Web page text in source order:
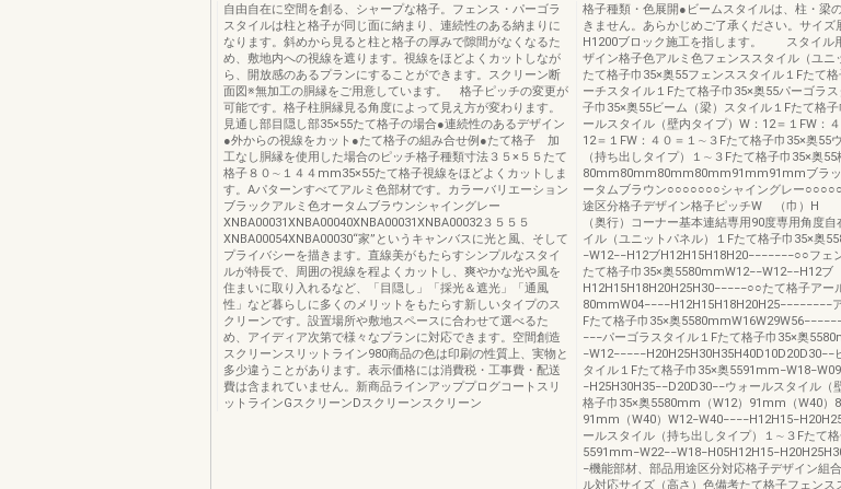
自由自在に空間を創る、シャープな格子。フェンス・パーゴラ
スタイルは柱と格子が同じ面に納まり、連続性のある納まりに
なります。斜めから見ると柱と格子の厚みで隙間がなくなるた
め、敷地内への視線を遮ります。視線をほどよくカットしなが
ら、開放感のあるプランにすることができます。スクリーン断
面図※無加工の胴縁をご用意しています。 格子ピッチの変更が
可能です。格子柱胴縁見る角度によって見え方が変わります。
見通し部目隠し部35×55たて格子の場合●連続性のあるデザイン
●外からの視線をカット●たて格子の組み合せ例●たて格子 加
工なし胴縁を使用した場合のピッチ格子種類寸法３５×５５たて
格子８０∼１４４mm35×55たて格子視線をほどよくカットしま
す。Aパターンすべてアルミ色部材です。カラーバリエーション
ブラックアルミ色オータムブラウンシャイングレー
XNBA00031XNBA00040XNBA00031XNBA00032３５５５
XNBA00054XNBA00030“家”というキャンバスに光と風、そして
プライバシーを描きます。直線美がもたらすシンプルなスタイ
ルが特長で、周囲の視線を程よくカットし、爽やかな光や風を
住まいに取り入れるなど、「目隠し」「採光＆遮光」「通風
性」など暮らしに多くのメリットをもたらす新しいタイプのス
クリーンです。設置場所や敷地スペースに合わせて選べるた
め、アイディア次第で様々なプランに対応できます。空間創造
スクリーンスリットライン980商品の色は印刷の性質上、実物と
多少違うことがあります。表示価格には消費税・工事費・配送
費は含まれていません。新商品ラインアッププログコートスリ
ットラインGスクリーンDスクリーンスクリーン
格子種類・色展開●ビームスタイルは、柱・梁
きません。あらかじめご了承ください。サイズ
H1200ブロック施工を指します。 スタイル
ザイン格子色アルミ色フェンススタイル（ユニ
たて格子巾35×奥55フェンススタイル１Fたて
ーチスタイル１Fたて格子巾35×奥55パーゴラ
子巾35×奥55ビーム（梁）スタイル１Fたて格子
ールスタイル（壁内タイプ）W：12＝１FW：
12＝１FW：４０＝１∼３Fたて格子巾35×奥55
（持ち出しタイプ）１∼３Fたて格子巾35×奥55
80mm80mm80mm80mm91mm91mmブラ
ータムブラウン○○○○○○○シャイングレー
途区分格子デザイン格子ピッチW （巾）
（奥行）コーナー基本連結専用90度専用角度自
イル（ユニットパネル）１Fたて格子巾35×奥
−W12−−H12ブH12H15H18H20−−−−−−−○○フェ
たて格子巾35×奥5580mmW12−−W12−−H12ブ
H12H15H18H20H25H30−−−−−○○たて格子アー
80mmW04−−−−H12H15H18H20H25−−−−−−−−
Fたて格子巾35×奥
−−−パーゴラスタイル１Fたて格子巾35×奥
−W12−−−−−H20H25H30H35H40D10D20D30−−
タイル１Fたて格子巾35×奥
−H25H30H35−−D20D30−−ウォールスタイル（
格子巾35×奥5580mm（W12）91mm（W40）
91mm（W40）
ールスタイル（持ち出しタイプ）１∼３Fたて
−機能部材、部品用途区分対応格子デザイン組
ル対応サイズ（高さ）色備考たて格子フェンス